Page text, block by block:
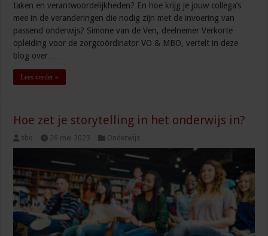
taken en verantwoordelijkheden? En hoe krijg je jouw collega’s
mee in de veranderingen die nodig zijn met de invoering van
passend onderwijs? Simone van de Ven, deelnemer Verkorte
opleiding voor de zorgcoördinator VO & MBO, vertelt in deze
blog over …
Lees verder »
Hoe zet je storytelling in het onderwijs in?
sbo 26 mei 2023 Onderwijs